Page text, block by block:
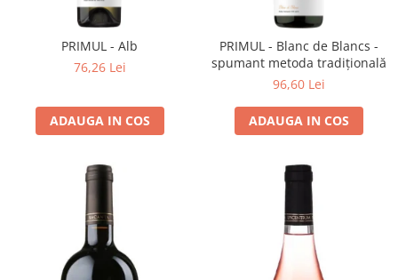
Crama LICORNA
Domeniile La MIGDALI
Crama JIDVEI
Crama JELNA
GRAMOFON Wine
Domeniul BOGDAN
Crama ARAMIC
Crama CORCOVA
Crama PURCARI
PRIMUL - Alb
76,26 Lei
ADAUGA IN COS
PRIMUL - Blanc de Blancs -
spumant metoda tradițională
96,60 Lei
ADAUGA IN COS